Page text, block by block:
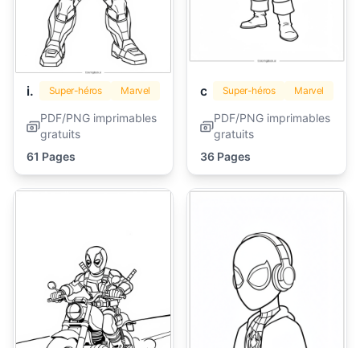
iron man Super-héros Marvel
PDF/PNG imprimables
gratuits
61 Pages
Super-héros Marvel
PDF/PNG imprimables
gratuits
36 Pages